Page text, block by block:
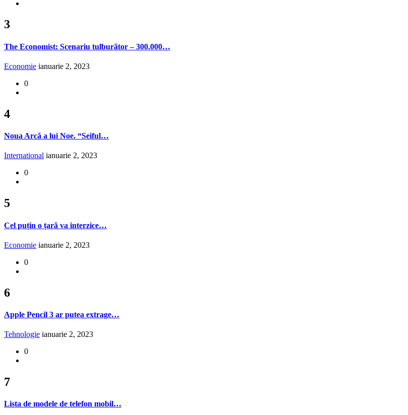
3
The Economist: Scenariu tulburător – 300.000…
Economie ianuarie 2, 2023
0
4
Noua Arcă a lui Noe. “Seiful…
International ianuarie 2, 2023
0
5
Cel puțin o țară va interzice…
Economie ianuarie 2, 2023
0
6
Apple Pencil 3 ar putea extrage…
Tehnologie ianuarie 2, 2023
0
7
Lista de modele de telefon mobil…